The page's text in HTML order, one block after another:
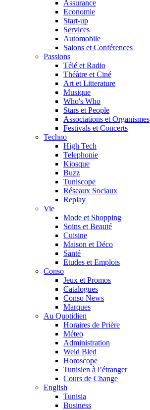
Assurance
Economie
Start-up
Services
Automobile
Salons et Conférences
Passions
Télé et Radio
Théàtre et Ciné
Art et Litterature
Musique
Who's Who
Stars et People
Associations et Organismes
Festivals et Concerts
Techno
High Tech
Telephonie
Kiosque
Buzz
Tuniscope
Réseaux Sociaux
Replay
Vie
Mode et Shopping
Soins et Beauté
Cuisine
Maison et Déco
Santé
Etudes et Emplois
Conso
Jeux et Promos
Catalogues
Conso News
Marques
Au Quotidien
Horaires de Prière
Méteo
Administration
Weld Bled
Horoscope
Tunisien à l’étranger
Cours de Change
English
Tunisia
Business